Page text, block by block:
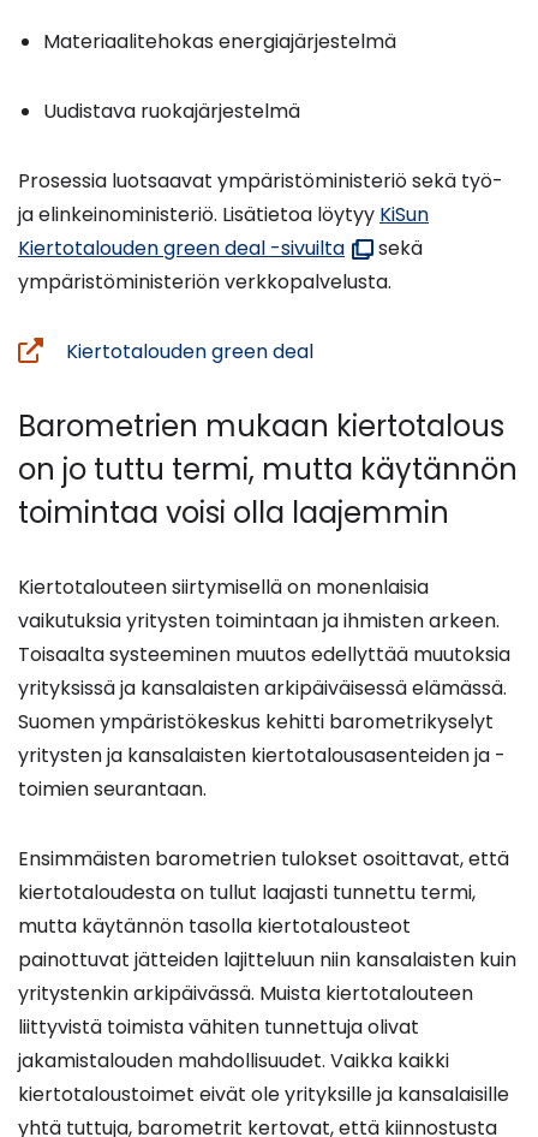
Materiaalitehokas energiajärjestelmä
Uudistava ruokajärjestelmä
Prosessia luotsaavat ympäristöministeriö sekä työ-
ja elinkeinoministeriö. Lisätietoa löytyy KiSun
Kiertotalouden green deal -sivuilta(avautuu
uuteen
sekä
ympäristöministeriön verkkopalvelusta.
Kiertotalouden green deal(siirryt
palveluun)
Barometrien mukaan kiertotalous
on jo tuttu termi, mutta käytännön
toimintaa voisi olla laajemmin
Kiertotalouteen siirtymisellä on monenlaisia
vaikutuksia yritysten toimintaan ja ihmisten arkeen.
Toisaalta systeeminen muutos edellyttää muutoksia
yrityksissä ja kansalaisten arkipäiväisessä elämässä.
Suomen ympäristökeskus kehitti barometrikyselyt
yritysten ja kansalaisten kiertotalousasenteiden ja -
toimien seurantaan.
Ensimmäisten barometrien tulokset osoittavat, että
kiertotaloudesta on tullut laajasti tunnettu termi,
mutta käytännön tasolla kiertotalousteot
painottuvat jätteiden lajitteluun niin kansalaisten kuin
yritystenkin arkipäivässä. Muista kiertotalouteen
liittyvistä toimista vähiten tunnettuja olivat
jakamistalouden mahdollisuudet. Vaikka kaikki
kiertotaloustoimet eivät ole yrityksille ja kansalaisille
yhtä tuttuja, barometrit kertovat, että kiinnostusta